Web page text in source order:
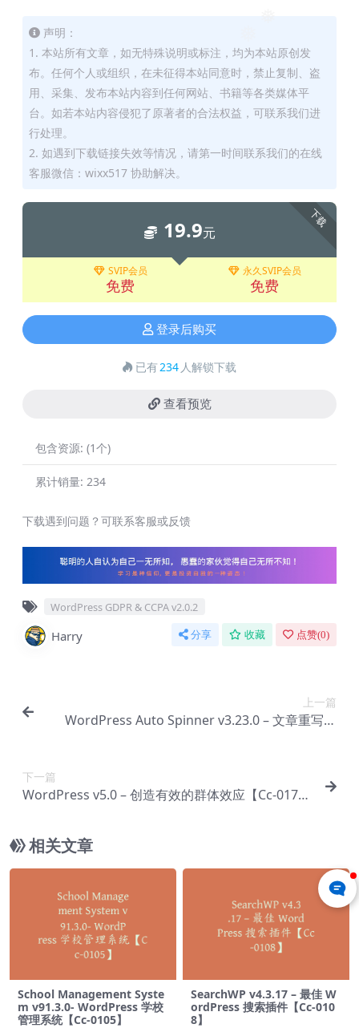
❅
声明：
1. 本站所有文章，如无特殊说明或标注，均为本站原创发
布。任何个人或组织，在未征得本站同意时，禁止复制、盗
用、采集、发布本站内容到任何网站、书籍等各类媒体平
台。如若本站内容侵犯了原著者的合法权益，可联系我们进
行处理。
2. 如遇到下载链接失效等情况，请第一时间联系我们的在线
客服微信：wixx517 协助解决。
下载
19.9元
SVIP会员
免费
永久SVIP会员
免费
登录后购买
已有234 人解锁下载
查看预览
包含资源: (1个)
累计销量: 234
下载遇到问题？可联系客服或反馈
WordPress GDPR & CCPA v2.0.2
Harry 分享 收藏 点赞(0)
上一篇
WordPress Auto Spinner v3.23.0 – 文章重写器
下一篇
WordPress v5.0 – 创造有效的群体效应【Cc-017
相关文章
School Management Syste
m v91.3.0- WordPress 学校
管理系统【Cc-0105】
SearchWP v4.3.17 – 最佳 W
ordPress 搜索插件【Cc-010
8】